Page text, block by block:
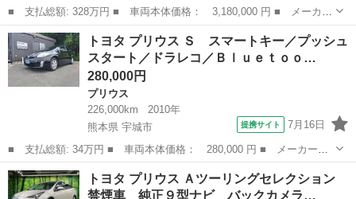
■ 支払総額: 328万円 ■ 車両本体価格： 3,180,000 円 ■ メーカー
名： トヨタ ■ 車種名： プリウス ■ グレード名： Ｚ 純正１
２．３インチナビ フルセグ パノラミックビューモニター スマー
トキー 黒...
長崎 長崎市 プリウス
トヨタ プリウス Ｓ スマートキー／プッシュ
スタート／ドラレコ／Ｂｌｕｅｔｏｏ…
280,000円
プリウス
226,000km
2010年
熊本県 宇城市
提携サイト 7月16日
■ 支払総額: 34万円 ■ 車両本体価格： 280,000 円 ■ メーカー
名： トヨタ ■ 車種名： プリウス ■ グレード名： Ｓ スマー
トキー／プッシュスタート／ドラレコ／Ｂｌｕｅｔｏｏｔｈ対応地デ
熊本 宇城市 プリウス
トヨタ プリウス Ａツーリングセレクション
禁煙車 純正９型ナビ バックカメラ…